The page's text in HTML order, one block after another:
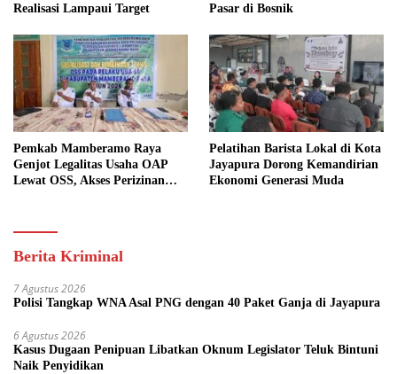
Realisasi Lampaui Target
Pasar di Bosnik
Pemkab Mamberamo Raya
Genjot Legalitas Usaha OAP
Lewat OSS, Akses Perizinan
Pelatihan Barista Lokal di Kota
Jayapura Dorong Kemandirian
Ekonomi Generasi Muda
Berita Kriminal
7 Agustus 2026
Polisi Tangkap WNA Asal PNG dengan 40 Paket Ganja di Jayapura
6 Agustus 2026
Kasus Dugaan Penipuan Libatkan Oknum Legislator Teluk Bintuni
Naik Penyidikan